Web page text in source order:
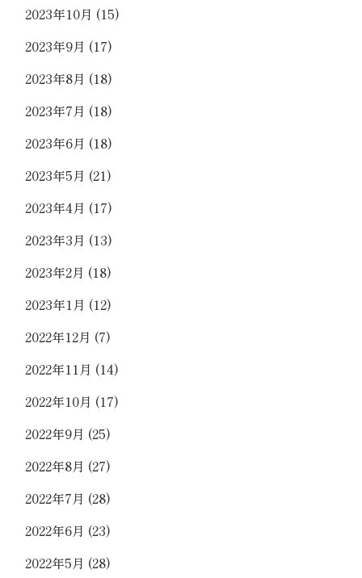
2023年10月 (15)
2023年9月 (17)
2023年8月 (18)
2023年7月 (18)
2023年6月 (18)
2023年5月 (21)
2023年4月 (17)
2023年3月 (13)
2023年2月 (18)
2023年1月 (12)
2022年12月 (7)
2022年11月 (14)
2022年10月 (17)
2022年9月 (25)
2022年8月 (27)
2022年7月 (28)
2022年6月 (23)
2022年5月 (28)